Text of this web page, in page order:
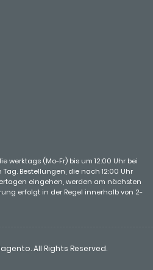
werktags (Mo-Fr) bis um 12:00 Uhr bei
Bestellungen, die nach 12:00 Uhr
eingehen, werden am nächsten
erfolgt in der Regel innerhalb von 2-
All Rights Reserved.